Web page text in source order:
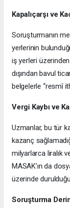
Kapalıçarşı ve
Soruşturmanın
yerlerinin
iş yerleri
dışından bavul
belgelerle “resmî
Vergi Kaybı ve
Uzmanlar, bu tür
kazanç
milyarlarca liralık
MASAK’ın da
üzerinde
Soruşturma